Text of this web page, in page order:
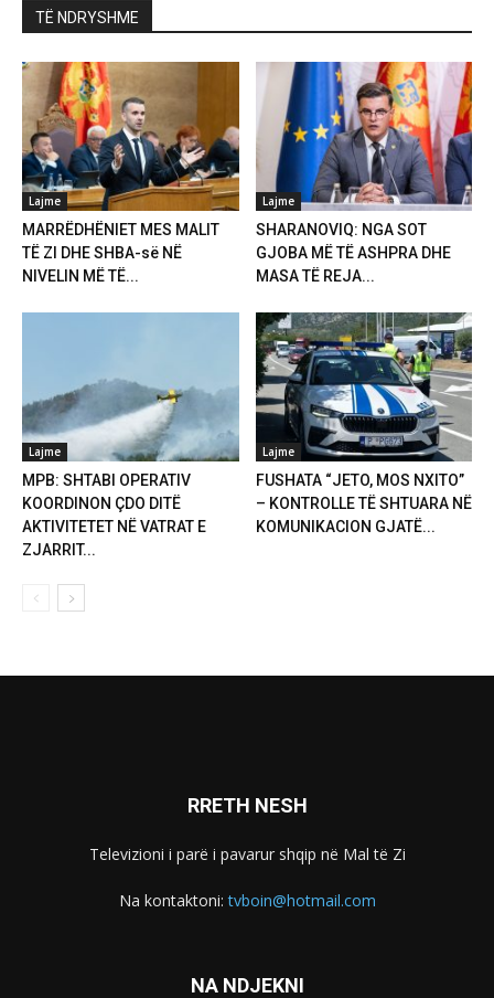
TË NDRYSHME
Lajme
MARRËDHËNIET MES MALIT
TË ZI DHE SHBA-së NË
NIVELIN MË TË...
Lajme
SHARANOVIQ: NGA SOT
GJOBA MË TË ASHPRA DHE
MASA TË REJA...
Lajme
MPB: SHTABI OPERATIV
KOORDINON ÇDO DITË
AKTIVITETET NË VATRAT E
ZJARRIT...
Lajme
FUSHATA “JETO, MOS NXITO”
– KONTROLLE TË SHTUARA NË
KOMUNIKACION GJATË...
RRETH NESH
Televizioni i parë i pavarur shqip në Mal të Zi
Na kontaktoni:tvboin@hotmail.com
NA NDJEKNI